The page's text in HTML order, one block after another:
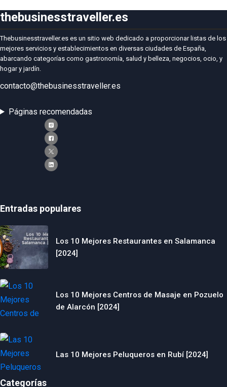
thebusinesstraveller.es
Thebusinesstraveller.es es un sitio web dedicado a proporcionar listas de los
mejores servicios y establecimientos en diversas ciudades de España,
abarcando categorías como gastronomía, salud y belleza, negocios, ocio, y
hogar y jardín.
contacto@thebusinesstraveller.es
Páginas recomendadas
Entradas populares
Los 10 Mejores Restaurantes en Salamanca
[2024]
Los 10 Mejores Centros de Masaje en Pozuelo
de Alarcón [2024]
Las 10 Mejores Peluqueros en Rubí [2024]
Categorías